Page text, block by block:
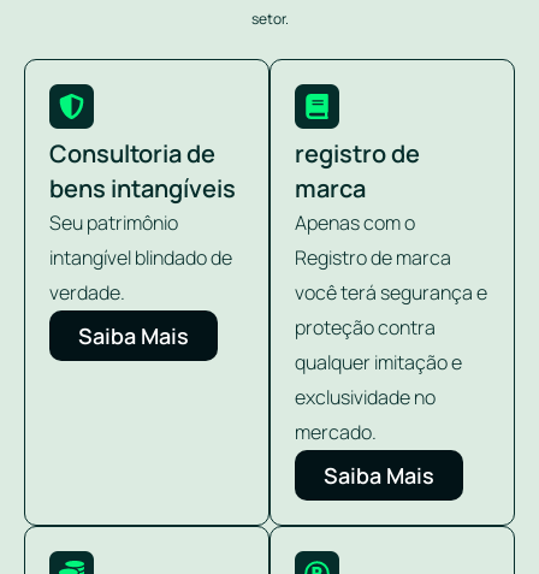
setor.
Consultoria de
bens intangíveis
Seu patrimônio
intangível blindado de
verdade.
Saiba Mais
registro de
marca
Apenas com o
Registro de marca
você terá segurança e
proteção contra
qualquer imitação e
exclusividade no
mercado.
Saiba Mais